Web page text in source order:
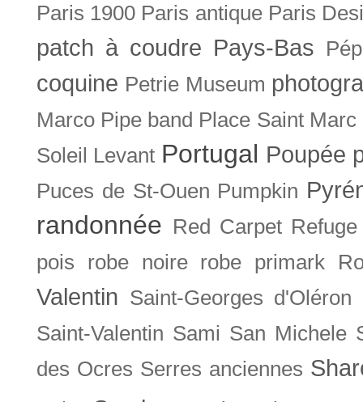
Paris 1900 Paris antique Paris
patch à coudre Pays-Bas
coquine Petrie Museum
Marco Pipe band Place Saint Marc
Soleil Levant Portugal Poupée
Puces de St-Ouen Pumpkin
randonnée Red Carpet Refuge
pois
robe noire robe primark
Valentin Saint-Georges d'Oléron
Saint-Valentin Sami San Michele
des Ocres Serres anciennes